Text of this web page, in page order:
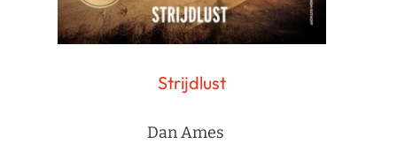
Strijdlust
Dan Ames